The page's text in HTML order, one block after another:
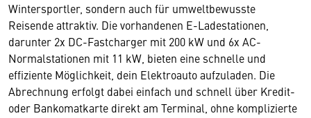
Wintersportler, sondern auch für umweltbewusste
Reisende attraktiv. Die vorhandenen E-Ladestationen,
darunter 2x DC-Fastcharger mit 200 kW und 6x AC-
Normalstationen mit 11 kW, bieten eine schnelle und
effiziente Möglichkeit, dein Elektroauto aufzuladen. Die
Abrechnung erfolgt dabei einfach und schnell über Kredit-
oder Bankomatkarte direkt am Terminal, ohne komplizierte